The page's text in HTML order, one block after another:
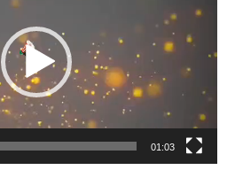
01:03